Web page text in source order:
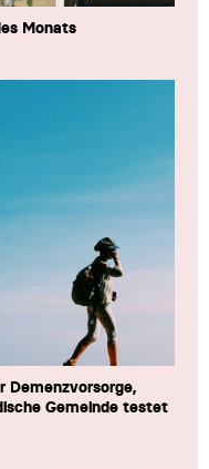
Monats
Demenzvorsorge,
Gemeinde testet